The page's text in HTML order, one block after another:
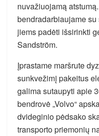
nuvažiuojamą
bendradarbiaujame
jiems padėti išsirinkti
Sandström.
Įprastame maršrute
sunkvežimį pakeitus
galima sutaupyti apie
bendrovė „Volvo“
dvideginio pėdsako
transporto priemonių